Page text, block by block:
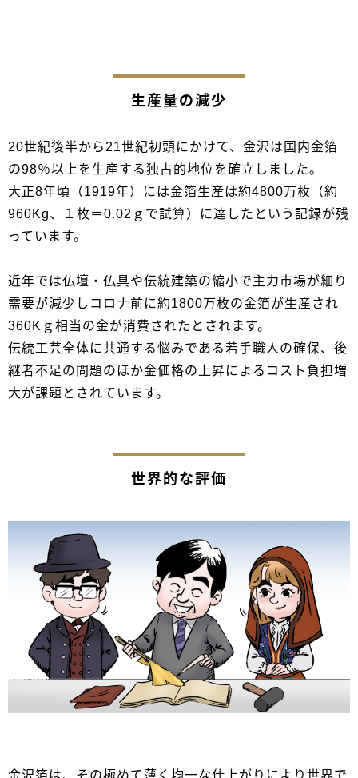
生産量の減少
20世紀後半から21世紀初頭にかけて、金沢は国内金箔
の98％以上を生産する独占的地位を確立しました。
大正8年頃（1919年）には金箔生産は約4800万枚（約
960Kg、１枚＝0.02ｇで試算）に達したという記録が残
っています。
近年では仏壇・仏具や伝統建築の縮小で主力市場が細り
需要が減少しコロナ前に約1800万枚の金箔が生産され
360Kｇ相当の金が消費されたとされます。
伝統工芸全体に共通する悩みである若手職人の確保、後
継者不足の問題のほか金価格の上昇によるコスト負担増
大が課題とされています。
世界的な評価
金沢箔は、その極めて薄く均一な仕上がりにより世界で